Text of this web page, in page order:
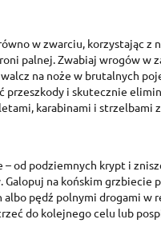
w zwarciu, korzystając z
palnej. Zwabiaj wrogów w
na noże w brutalnych
przeszkody i skutecznie
karabinami i strzelbami
od podziemnych krypt i
na końskim grzbiecie
pędź polnymi drogami w
do kolejnego celu lub